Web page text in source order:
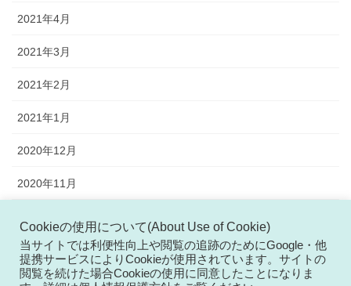
2021年4月
2021年3月
2021年2月
2021年1月
2020年12月
2020年11月
2020年9月
Cookieの使用について(About Use of Cookie)
当サイトでは利便性向上や閲覧の追跡のためにGoogle・他
提携サービスによりCookieが使用されています。サイトの
閲覧を続けた場合Cookieの使用に同意したことになりま